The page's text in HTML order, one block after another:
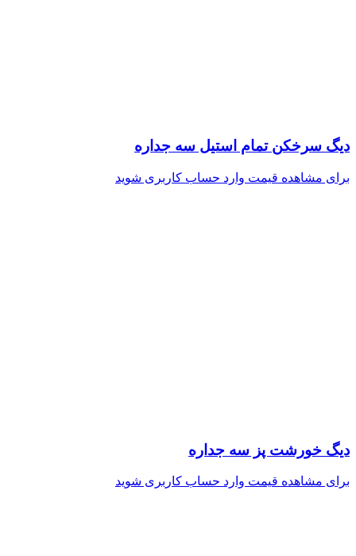
دیگ سرخکن تمام استیل سه جداره
برای مشاهده قیمت وارد حساب کاربری شوید
دیگ خورشت پز سه جداره
برای مشاهده قیمت وارد حساب کاربری شوید